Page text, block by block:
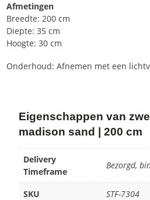
Afmetingen
Breedte: 200 cm
Diepte: 35 cm
Hoogte: 30 cm
Onderhoud: Afnemen met een
Eigenschappen van
madison sand | 200 cm
Delivery
Timeframe
Bezorgd,
SKU STF-7304